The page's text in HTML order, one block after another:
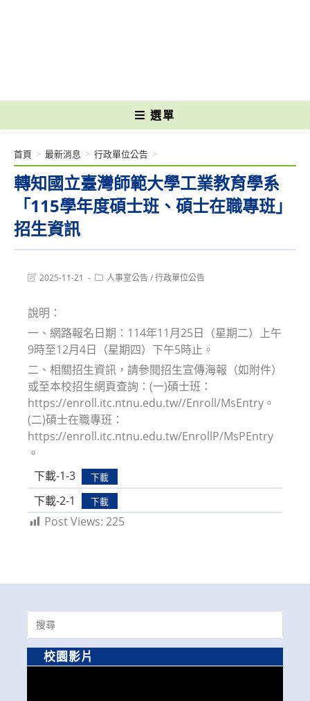
選單
轉知國立臺灣師範大學工業教育學系
「115學年度碩士班、碩士在職專班」
招生資訊
首頁 > 最新消息 > 行政單位公告 >
Post2025-11-21
Post人事室公告/行政單位公告
說明：
一、網路報名日期：114年11月25日（星期二）上午
9時至12月4日（星期四）下午5時止。
二、相關招生資訊，請參閱招生宣傳海報（如附件）
或至本校招生網頁查詢：(一)碩士班：
https://enroll.itc.ntnu.edu.tw//Enroll/MsEntry。
(二)碩士在職專班：
https://enroll.itc.ntnu.edu.tw/EnrollP/MsPEntry
。
下載-1-3
下載
下載-2-1 下載
Post Views: 225
Search
for:
校園影片